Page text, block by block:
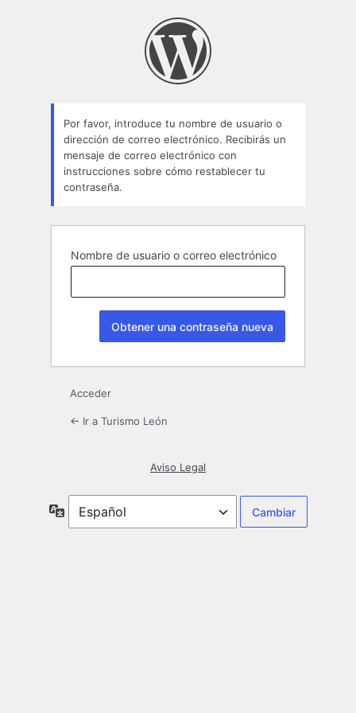
Por favor, introduce tu nombre de usuario o
dirección de correo electrónico. Recibirás un
mensaje de correo electrónico con
instrucciones sobre cómo restablecer tu
contraseña.
Nombre de usuario o correo electrónico
Acceder
← Ir a Turismo León
Aviso Legal
Idioma